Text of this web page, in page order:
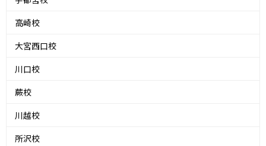
高崎校
大宮西口校
川口校
蕨校
川越校
所沢校